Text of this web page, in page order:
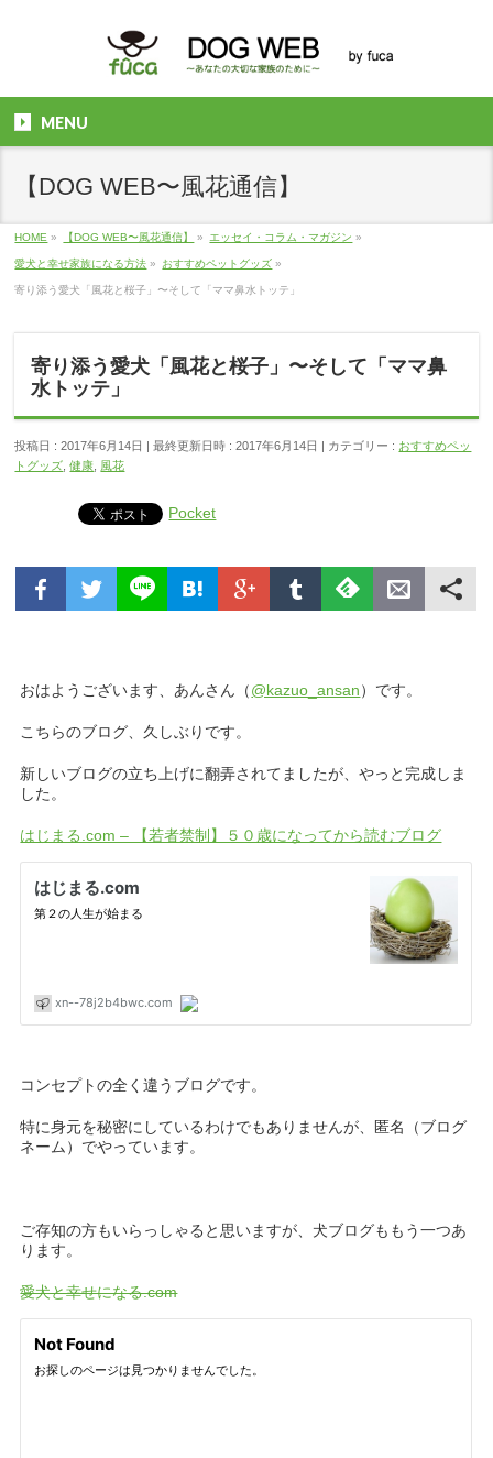
MENU
【DOG WEB〜風花通信】
HOME » 【DOG WEB〜風花通信】 » エッセイ・コラム・マガジン »
愛犬と幸せ家族になる方法 » おすすめペットグッズ »
寄り添う愛犬「風花と桜子」〜そして「ママ鼻水トッテ」
寄り添う愛犬「風花と桜子」〜そして「ママ鼻
水トッテ」
投稿日 : 2017年6月14日 最終更新日時 : 2017年6月14日 カテゴリー : おすすめペッ
トグッズ ,健康 風花
Pocket
おはようございます、あんさん（@kazuo_ansan）です。
こちらのブログ、久しぶりです。
新しいブログの立ち上げに翻弄されてましたが、やっと完成しま
した。
はじまる.com – 【若者禁制】５０歳になってから読むブログ
コンセプトの全く違うブログです。
特に身元を秘密にしているわけでもありませんが、匿名（ブログ
ネーム）でやっています。
ご存知の方もいらっしゃると思いますが、犬ブログももう一つあ
ります。
愛犬と幸せになる.com